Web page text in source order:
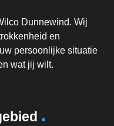
Dunnewind. Wij
en
persoonlijke situatie
wat jij wilt.
.